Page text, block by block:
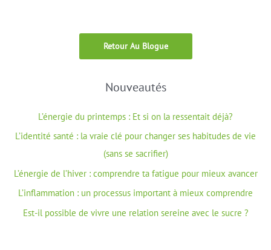
Retour Au Blogue
Nouveautés
L’énergie du printemps : Et si on la ressentait déjà?
L’identité santé : la vraie clé pour changer ses habitudes de vie
(sans se sacrifier)
L’énergie de l’hiver : comprendre ta fatigue pour mieux avancer
L’inflammation : un processus important à mieux comprendre
Est-il possible de vivre une relation sereine avec le sucre ?